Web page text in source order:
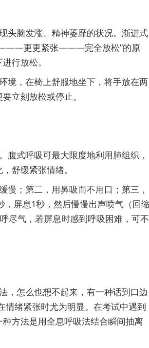
头脑发涨、精神萎靡的状况。渐进式
更更紧张———完全放松”的原
行放松。
境，在椅上舒服地坐下，将手放在两
立刻放松或停止。
腹式呼吸可最大限度地利用肺组织，
舒缓紧张情绪。
慢；第二，用鼻吸而不用口；第三，
屏息1秒，然后慢慢出声喷气（回缩
尽气，若屏息时感到呼吸困难，可不
，怎么也想不起来，有一种话到口边
情绪紧张时尤为明显。在考试中遇到
方法是用全息呼吸法结合瞬间抽离